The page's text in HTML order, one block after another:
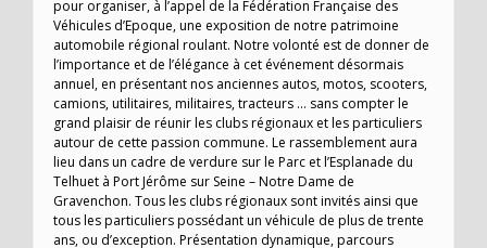
pour organiser, à l’appel de la Fédération Française des
Véhicules d’Epoque, une exposition de notre patrimoine
automobile régional roulant. Notre volonté est de donner de
l’importance et de l’élégance à cet événement désormais
annuel, en présentant nos anciennes autos, motos, scooters,
camions, utilitaires, militaires, tracteurs … sans compter le
grand plaisir de réunir les clubs régionaux et les particuliers
autour de cette passion commune. Le rassemblement aura
lieu dans un cadre de verdure sur le Parc et l’Esplanade du
Telhuet à Port Jérôme sur Seine – Notre Dame de
Gravenchon. Tous les clubs régionaux sont invités ainsi que
tous les particuliers possédant un véhicule de plus de trente
ans, ou d’exception. Présentation dynamique, parcours